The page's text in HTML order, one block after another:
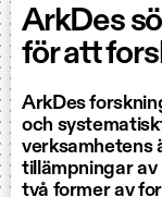
ArkDes
för att
ArkDes
och
verksamhetens
tillämpningar
två former av